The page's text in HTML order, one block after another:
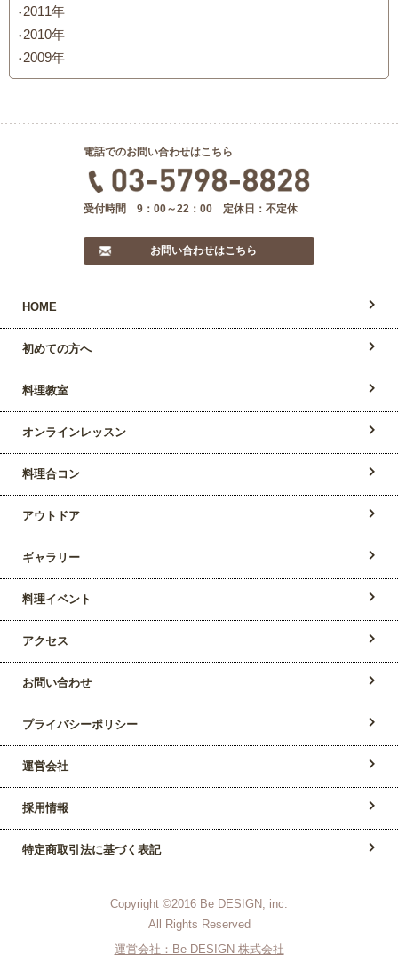
2011年
2010年
2009年
電話でのお問い合わせはこちら
受付時間 9：00～22：00 定休日：不定休
お問い合わせはこちら
HOME
初めての方へ
料理教室
オンラインレッスン
料理合コン
アウトドア
ギャラリー
料理イベント
アクセス
お問い合わせ
プライバシーポリシー
運営会社
採用情報
特定商取引法に基づく表記
Copyright ©2016 Be DESIGN, inc.
All Rights Reserved
運営会社：Be DESIGN 株式会社